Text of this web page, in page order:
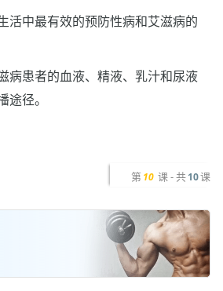
活中最有效的预防性病和艾滋病的
病患者的血液、精液、乳汁和尿液
途径。
第 10 课 - 共 10课